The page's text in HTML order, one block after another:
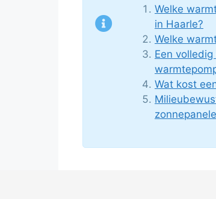
Welke
in Haarle?
Welke
Een
Wat kost